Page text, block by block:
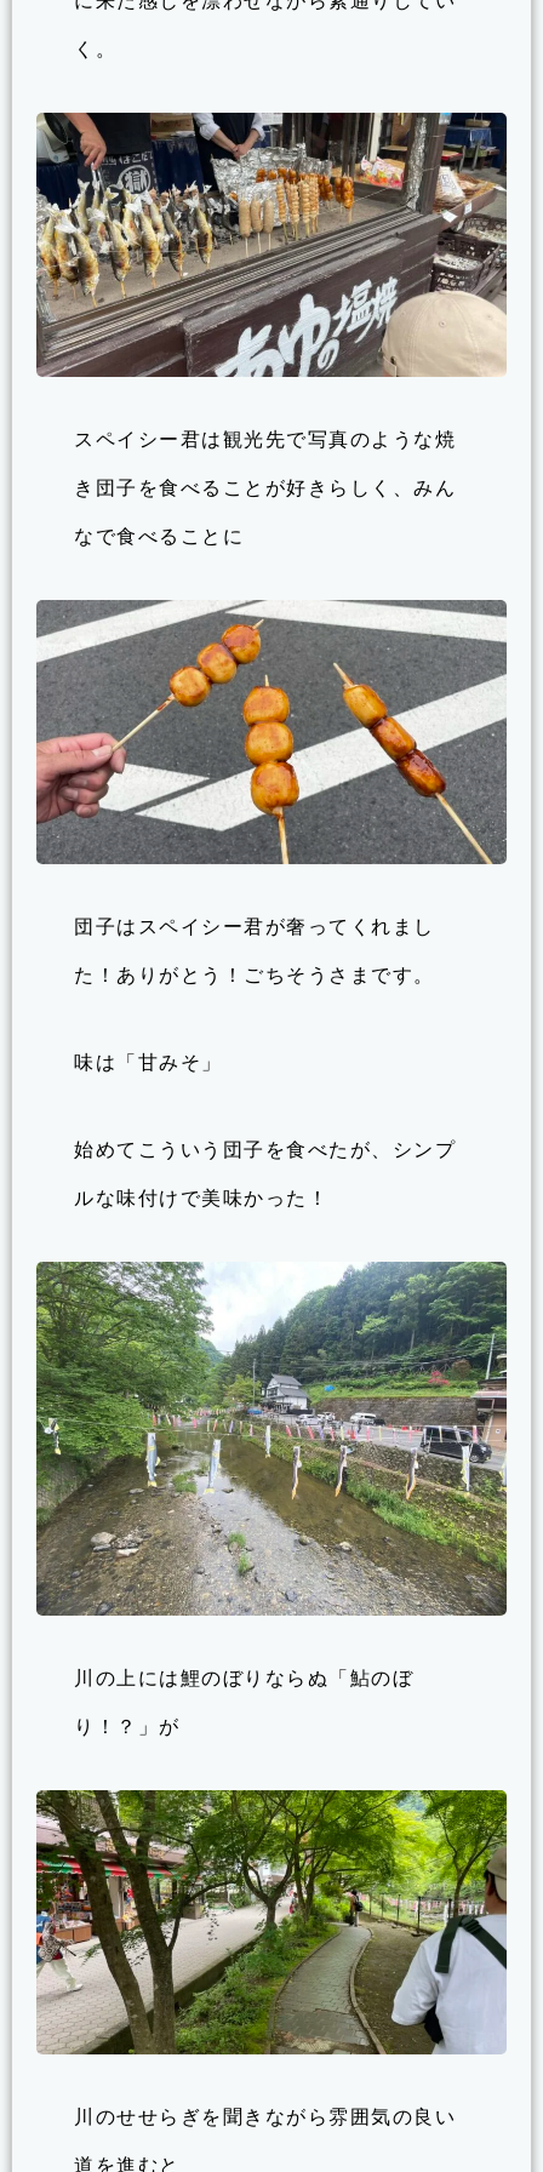
く。
スペイシー君は観光先で写真のような焼
き団子を食べることが好きらしく、みん
なで食べることに
団子はスペイシー君が奢ってくれまし
た！ありがとう！ごちそうさまです。
味は「甘みそ」
始めてこういう団子を食べたが、シンプ
ルな味付けで美味かった！
川の上には鯉のぼりならぬ「鮎のぼ
り！？」が
川のせせらぎを聞きながら雰囲気の良い
道を進むと